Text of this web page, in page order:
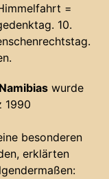
=
10.
wurde
1990
besonderen
erklärten